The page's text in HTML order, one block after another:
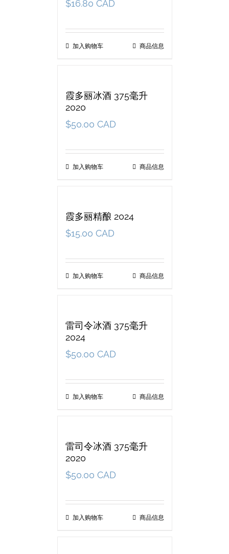
$16.80 CAD
加入购物车 商品信息
霞多丽冰酒 375毫升
2020
$50.00 CAD
加入购物车 商品信息
霞多丽精酿 2024
$15.00 CAD
加入购物车 商品信息
雷司令冰酒 375毫升
2024
$50.00 CAD
加入购物车 商品信息
雷司令冰酒 375毫升
2020
$50.00 CAD
加入购物车 商品信息